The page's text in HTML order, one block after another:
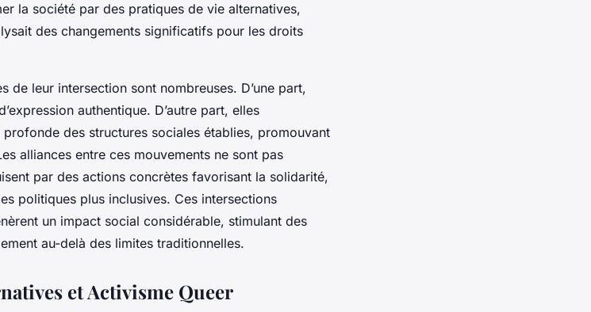
la société par des pratiques de vie alternatives,
des changements significatifs pour les droits
de leur intersection sont nombreuses. D’une part,
authentique. D’autre part, elles
des structures sociales établies, promouvant
alliances entre ces mouvements ne sont pas
par des actions concrètes favorisant la solidarité,
politiques plus inclusives. Ces intersections
un impact social considérable, stimulant des
au-delà des limites traditionnelles.
et Activisme Queer